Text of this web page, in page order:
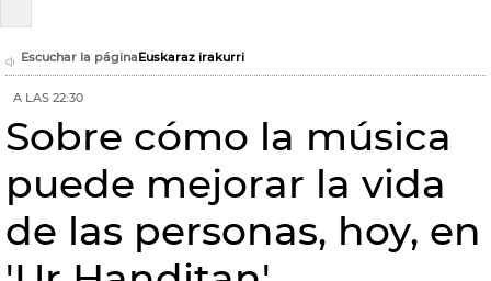
Escuchar la páginaEuskaraz irakurri
A LAS 22:30
Sobre cómo la música
puede mejorar la vida
de las personas, hoy, en